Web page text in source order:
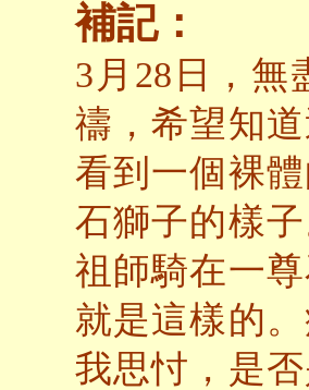
補記：
3月28日，無
禱，希望知
看到一個裸
石獅子的樣
祖師騎在一
就是這樣的
我思忖，是